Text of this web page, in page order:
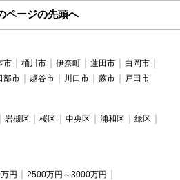
ページの先頭へ
市 桶川市 伊奈町 蓮田市
白岡市
部市 越谷市 川口市 蕨市 戸田市
岩槻区 桜区 中央区 浦和区
緑区
円
2500万円～3000万円